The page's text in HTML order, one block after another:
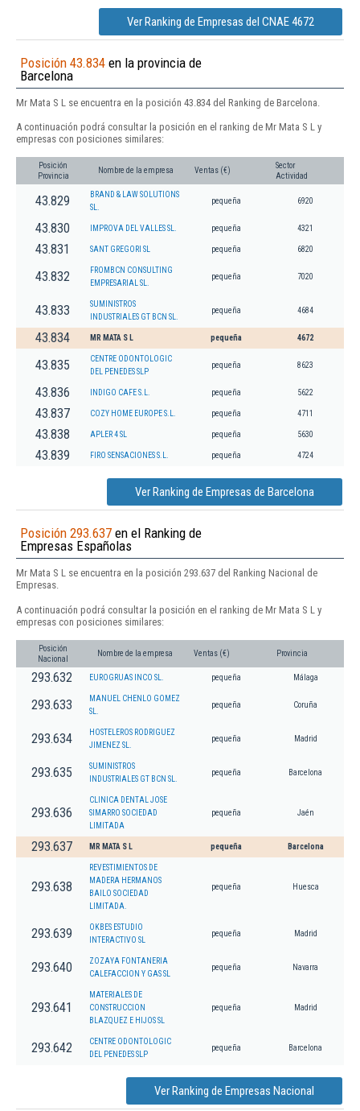
Ver Ranking de Empresas del CNAE 4672
Posición 43.834 en la provincia de
Barcelona
Mr Mata S L se encuentra en la posición 43.834 del Ranking de Barcelona.
A continuación podrá consultar la posición en el ranking de Mr Mata S L y
empresas con posiciones similares:
Posición
Provincia
Nombre de la empresa Ventas (€)
Sector
Actividad
43.829
BRAND & LAW SOLUTIONS
SL.
pequeña 6920
43.830 IMPROVA DEL VALLES SL. pequeña 4321
43.831 SANT GREGORI SL pequeña 6820
43.832
FROMBCN CONSULTING
EMPRESARIAL SL.
pequeña 7020
43.833
SUMINISTROS
INDUSTRIALES GT BCN SL.
pequeña 4684
43.834 MR MATA S L pequeña 4672
43.835
CENTRE ODONTOLOGIC
DEL PENEDES SLP
pequeña 8623
43.836 INDIGO CAFE S.L. pequeña 5622
43.837 COZY HOME EUROPE S.L. pequeña 4711
43.838 APLER 4 SL pequeña 5630
43.839 FIRO SENSACIONES S.L. pequeña 4724
Ver Ranking de Empresas de Barcelona
Posición 293.637 en el Ranking de
Empresas Españolas
Mr Mata S L se encuentra en la posición 293.637 del Ranking Nacional de
Empresas.
A continuación podrá consultar la posición en el ranking de Mr Mata S L y
empresas con posiciones similares:
Posición
Nacional
Nombre de la empresa Ventas (€) Provincia
293.632 EUROGRUAS INCO SL. pequeña Málaga
293.633
MANUEL CHENLO GOMEZ
SL.
pequeña Coruña
293.634
HOSTELEROS RODRIGUEZ
JIMENEZ SL.
pequeña Madrid
293.635
SUMINISTROS
INDUSTRIALES GT BCN SL.
pequeña Barcelona
293.636
CLINICA DENTAL JOSE
SIMARRO SOCIEDAD
LIMITADA
pequeña Jaén
293.637 MR MATA S L pequeña Barcelona
293.638
REVESTIMIENTOS DE
MADERA HERMANOS
BAILO SOCIEDAD
LIMITADA.
pequeña Huesca
293.639
OKBES ESTUDIO
INTERACTIVO SL
pequeña Madrid
293.640
ZOZAYA FONTANERIA
CALEFACCION Y GAS SL
pequeña Navarra
293.641
MATERIALES DE
CONSTRUCCION
BLAZQUEZ E HIJOS SL
pequeña Madrid
293.642
CENTRE ODONTOLOGIC
DEL PENEDES SLP
pequeña Barcelona
Ver Ranking de Empresas Nacional